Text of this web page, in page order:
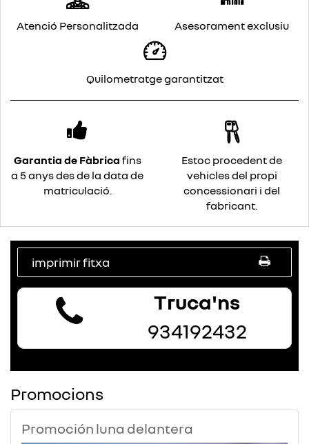
Atenció Personalitzada Asesorament exclusiu
Quilometratge garantitzat
Garantia de Fàbrica fins
a 5 anys des de la data de
matriculació.
Estoc procedent de
vehicles del propi
concessionari i del
fabricant.
imprimir fitxa
Truca'ns
934192432
Promocions
Promoción luna delantera